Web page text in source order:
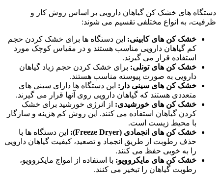
دستگاه های خشک کن گیاهان دارویی بر اساس روش کار و
ظرفیت، به انواع مختلفی تقسیم می شوند:
خشک کن های کابینی: این دستگاه ها برای خشک کردن حجم
کم گیاهان دارویی مناسب هستند و در مقیاس کوچک مورد
استفاده قرار می گیرند.
خشک کن های تونلی: برای خشک کردن حجم زیاد گیاهان
دارویی به صورت پیوسته مناسب هستند.
خشک کن های سینی دار: این دستگاه ها دارای سینی های
متعددی هستند که گیاهان دارویی روی آنها قرار می گیرند.
خشک کن های خورشیدی: از انرژی خورشید برای خشک
کردن گیاهان استفاده می کنند. این روش کم هزینه و سازگار
با محیط زیست است.
خشک کن های انجمادی (Freeze Dryer):
این دستگاه ها با
حذف رطوبت از طریق انجماد و تصعید، کیفیت گیاهان دارویی
را به خوبی حفظ می کنند.
خشک کن های مایکروویو: با استفاده از امواج مایکروویو،
رطوبت گیاهان را تبخیر می کنند.